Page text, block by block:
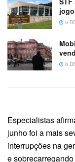
6
6
Especialistas
junho foi a mais
interrupções na
e